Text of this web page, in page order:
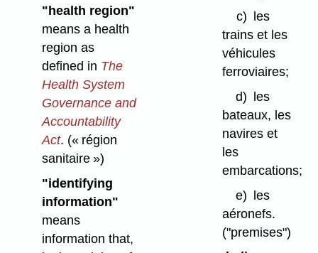
"health region"
means a health
region as
defined in The
Health System
Governance and
Accountability
Act. (« région
sanitaire »)
"identifying
information"
means
information that,
c)
les
trains et les
véhicules
ferroviaires;
d) les
bateaux, les
navires et
les
embarcations;
e) les
aéronefs.
("premises")